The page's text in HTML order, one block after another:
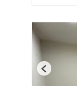
Previous